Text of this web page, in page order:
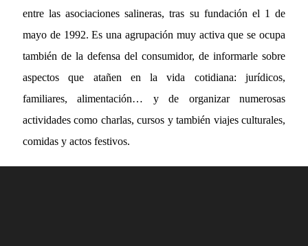
entre las asociaciones salineras, tras su fundación el 1 de
mayo de 1992. Es una agrupación muy activa que se ocupa
también de la defensa del consumidor, de informarle sobre
aspectos que atañen en la vida cotidiana: jurídicos,
familiares, alimentación… y de organizar numerosas
actividades como charlas, cursos y también viajes culturales,
comidas y actos festivos.